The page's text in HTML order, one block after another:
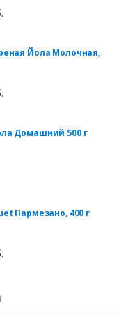
Йола Молочная,
Домашний 500 г
Пармезано, 400 г